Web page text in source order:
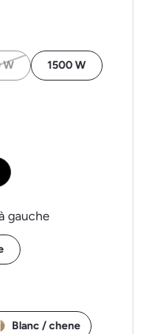
W 1500 W
gauche
Blanc / chene